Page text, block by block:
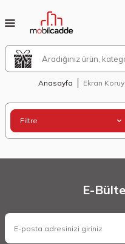
Anasayfa Ekran
Filtre
E-